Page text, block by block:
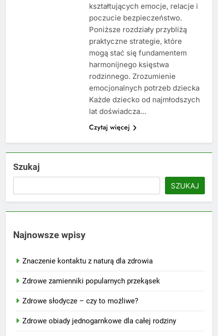
kształtujących emocje, relacje i
poczucie bezpieczeństwo.
Poniższe rozdziały przybliżą
praktyczne strategie, które
mogą stać się fundamentem
harmonijnego księstwa
rodzinnego. Zrozumienie
emocjonalnych potrzeb dziecka
Każde dziecko od najmłodszych
lat doświadcza…
Czytaj więcej
Szukaj
SZUKAJ
Najnowsze wpisy
Znaczenie kontaktu z naturą dla zdrowia
Zdrowe zamienniki popularnych przekąsek
Zdrowe słodycze – czy to możliwe?
Zdrowe obiady jednogarnkowe dla całej rodziny